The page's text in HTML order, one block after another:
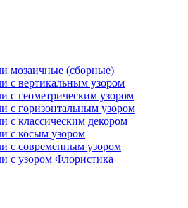
мозаичные (сборные)
с вертикальным узором
с геометрическим узором
с горизонтальным узором
с классическим декором
с косым узором
с современным узором
с узором Флористика